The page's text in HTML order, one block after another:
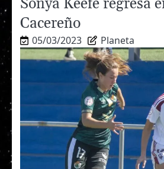
Cacereño
05/03/2023 Planeta